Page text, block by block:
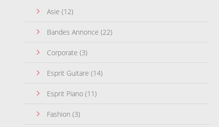
Asie (12)
Bandes Annonce (22)
Corporate (3)
Esprit Guitare (14)
Esprit Piano (11)
Fashion (3)